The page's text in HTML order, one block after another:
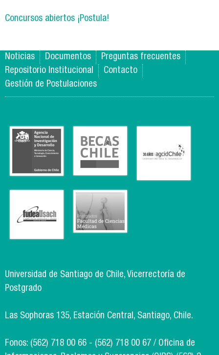
Concursos abiertos ¡Postula!
Noticias Documentos
Preguntas frecuentes
Repositorio Institucional
Contacto
Gestión de Postulaciones
Universidad de Santiago de Chile, Vicerrectoría de
Postgrado
Las Sophoras 135, Estación Central, Santiago, Chile.
Fonos: (562) 718 00 66 - (562) 718 00 67 / Oficina de